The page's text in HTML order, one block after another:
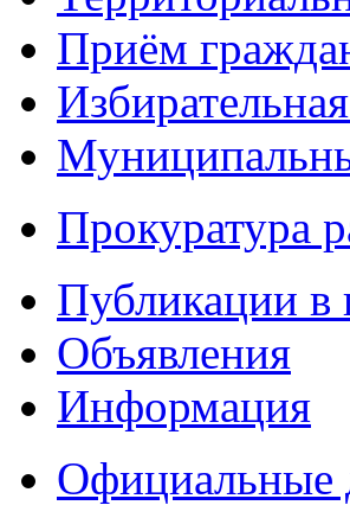
Приём
Прокуратура
Публикации в
Объявления
Информация
Официальные